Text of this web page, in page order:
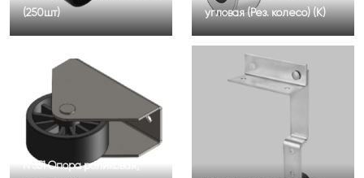
(250шт)
N 551 Опора роликовая,
угловая (Рез. колесо) (К)